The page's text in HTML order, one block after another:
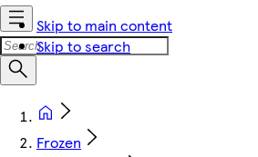
Skip to main content
Skip to search
Frozen